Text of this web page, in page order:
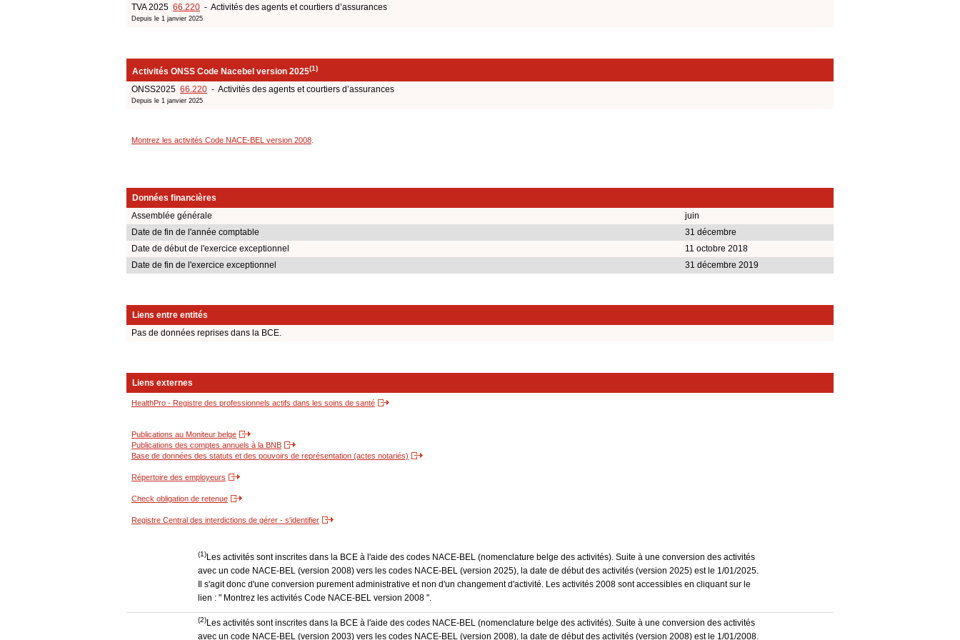
TVA 2025 66.220 - Activités des agents et courtiers d’assurances
Depuis le 1 janvier 2025
Activités ONSS Code Nacebel version 2025(1)
ONSS2025 66.220 - Activités des agents et courtiers d’assurances
Depuis le 1 janvier 2025
Montrez les activités Code NACE-BEL version 2008
Données financières
Assemblée générale
juin
Date de fin de l'année comptable
31 décembre
Date de début de l'exercice exceptionnel
11 octobre 2018
Date de fin de l'exercice exceptionnel
31 décembre 2019
Liens entre entités
Pas de données reprises dans la BCE.
Liens externes
HealthPro - Registre des professionnels actifs dans les soins de santé
Publications au Moniteur belge
Publications des comptes annuels à la BNB
Base de données des statuts et des pouvoirs de représentation (actes notariés)
Répertoire des employeurs
Check obligation de retenue
Registre Central des interdictions de gérer - s'identifier
(1)Les activités sont inscrites dans la BCE à l'aide des codes NACE-BEL (nomenclature belge des activités). Suite à une conversion des activités
avec un code NACE-BEL (version 2008) vers les codes NACE-BEL (version 2025), la date de début des activités (version 2025) est le 1/01/2025.
Il s'agit donc d'une conversion purement administrative et non d'un changement d'activité. Les activités 2008 sont accessibles en cliquant sur le
lien : " Montrez les activités Code NACE-BEL version 2008 ".
(2)Les activités sont inscrites dans la BCE à l'aide des codes NACE-BEL (nomenclature belge des activités). Suite à une conversion des activités
avec un code NACE-BEL (version 2003) vers les codes NACE-BEL (version 2008), la date de début des activités (version 2008) est le 1/01/2008.